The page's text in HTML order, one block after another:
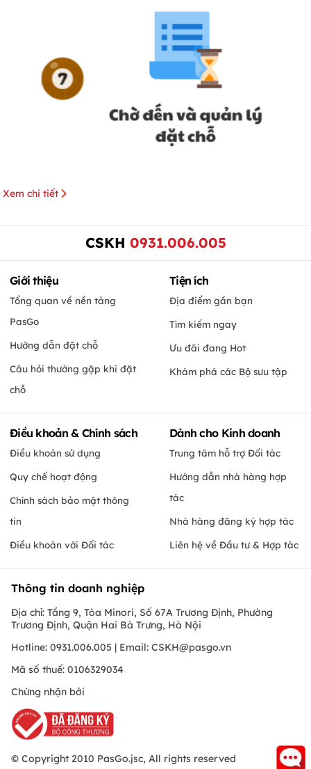
Xem chi tiết
CSKH 0931.006.005
Giới thiệu
Tổng quan về nền tảng
PasGo
Hướng dẫn đặt chỗ
Câu hỏi thường gặp khi đặt
chỗ
Tiện ích
Địa điểm gần bạn
Tìm kiếm ngay
Ưu đãi đang Hot
Khám phá các Bộ sưu tập
Điều khoản & Chính sách
Điều khoản sử dụng
Quy chế hoạt động
Chính sách bảo mật thông
tin
Điều khoản với Đối tác
Dành cho Kinh doanh
Trung tâm hỗ trợ Đối tác
Hướng dẫn nhà hàng hợp
tác
Nhà hàng đăng ký hợp tác
Liên hệ về Đầu tư & Hợp tác
Thông tin doanh nghiệp
Địa chỉ: Tầng 9, Tòa Minori, Số 67A Trương Định, Phường
Trương Định, Quận Hai Bà Trưng, Hà Nội
Hotline: 0931.006.005 | Email: CSKH@pasgo.vn
Mã số thuế: 0106329034
Chứng nhận bởi
© Copyright 2010 PasGo.jsc, All rights reserved